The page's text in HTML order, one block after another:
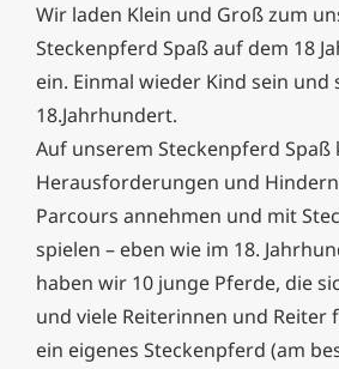
Wir laden Klein und Groß zum
Steckenpferd Spaß auf dem 18
ein. Einmal wieder Kind sein und
18.Jahrhundert.
Auf unserem Steckenpferd Spaß
Herausforderungen und
Parcours annehmen und mit
spielen – eben wie im 18.
haben wir 10 junge Pferde, die
und viele Reiterinnen und Reiter
ein eigenes Steckenpferd (am